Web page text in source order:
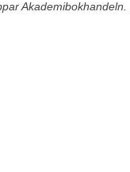
Akademibokhandeln.